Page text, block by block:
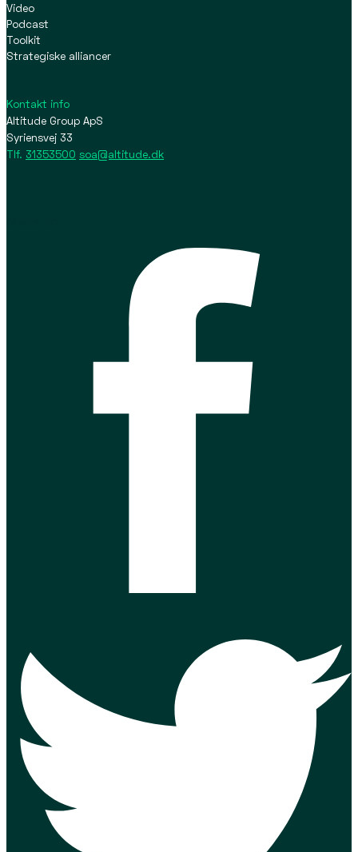
Video
Podcast
Toolkit
Strategiske alliancer
Kontakt info
Altitude Group ApS
Syriensvej 33
Tlf. 31353500 soa@altitude.dk